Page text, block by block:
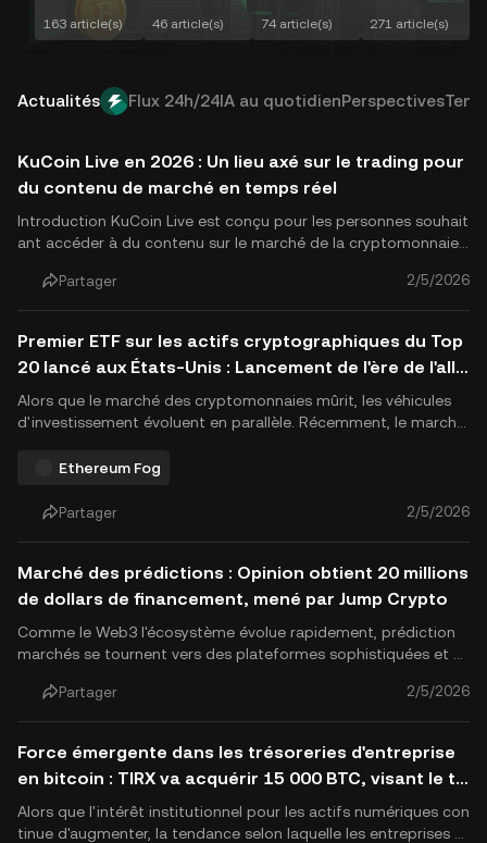
163 article(s) 46 article(s) 74 article(s) 271 article(s)
Actualités Flux 24h/24IA au quotidienPerspectives
KuCoin Live en 2026 : Un lieu axé sur le trading pour
du contenu de marché en temps réel
Introduction KuCoin Live est conçu pour les personnes souhait
ant accéder à du contenu sur le marché de la cryptomonnaie
se déroulent pendant que les marchés évoluent. Soutenu par
l'écosystème de l'échange KuCoin, KuCoin Live dépasse.
Partager 2/5/2026
Premier ETF sur les actifs cryptographiques du Top
20 lancé aux États-Unis : Lancement de l'ère de l'allo
cation d'actifs cryptographiques de masse en un se
ul clic
Alors que le marché des cryptomonnaies mûrit, les véhicules
d'investissement évoluent en parallèle. Récemment, le marché
l du premier ETF couvrant les 20 actifs cryptographiques les pl
Ethereum Fog
Partager 2/5/2026
Marché des prédictions : Opinion obtient 20 millions
de dollars de financement, mené par Jump Crypto
Comme le Web3 l'écosystème évolue rapidement, prédiction
marchés se tournent vers des plateformes sophistiquées et b
eu du simple pari événementiel. Récemment, Avis, une platefor
me de marché des prédictions décentralisée, a annoncé l'ach.
Partager 2/5/2026
Force émergente dans les trésoreries d'entreprise
en bitcoin : TIRX va acquérir 15 000 BTC, visant le to
p 10 mondial
Alors que l'intérêt institutionnel pour les actifs numériques con
tinue d'augmenter, la tendance selon laquelle les entreprises ut